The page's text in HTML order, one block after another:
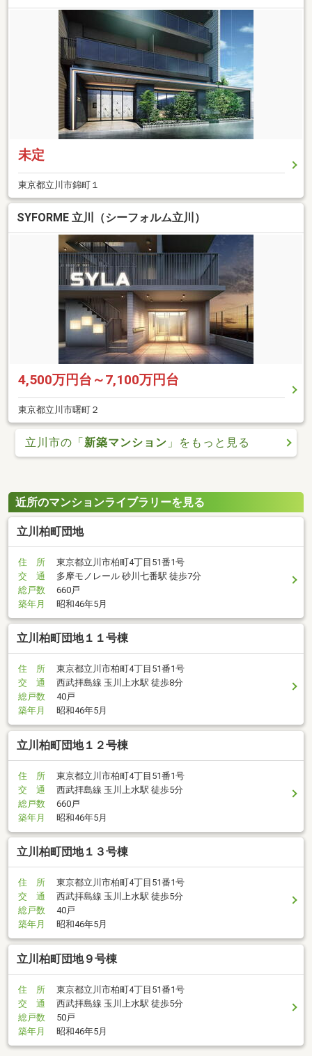
未定
東京都立川市錦町１
SYFORME 立川（シーフォルム立川）
4,500万円台～7,100万円台
東京都立川市曙町２
立川市の「新築マンション 」をもっと見る
近所のマンションライブラリーを見る
立川柏町団地
住 所
東京都立川市柏町4丁目51番1号
交 通
多摩モノレール 砂川七番駅 徒歩7分
総戸数
660戸
築年月
昭和46年5月
立川柏町団地１１号棟
住 所
東京都立川市柏町4丁目51番1号
交 通
西武拝島線 玉川上水駅 徒歩8分
総戸数
40戸
築年月
昭和46年5月
立川柏町団地１２号棟
住 所
東京都立川市柏町4丁目51番1号
交 通
西武拝島線 玉川上水駅 徒歩5分
総戸数
660戸
築年月
昭和46年5月
立川柏町団地１３号棟
住 所
東京都立川市柏町4丁目51番1号
交 通
西武拝島線 玉川上水駅 徒歩5分
総戸数
40戸
築年月
昭和46年5月
立川柏町団地９号棟
住 所
東京都立川市柏町4丁目51番1号
交 通
西武拝島線 玉川上水駅 徒歩5分
総戸数
50戸
築年月
昭和46年5月